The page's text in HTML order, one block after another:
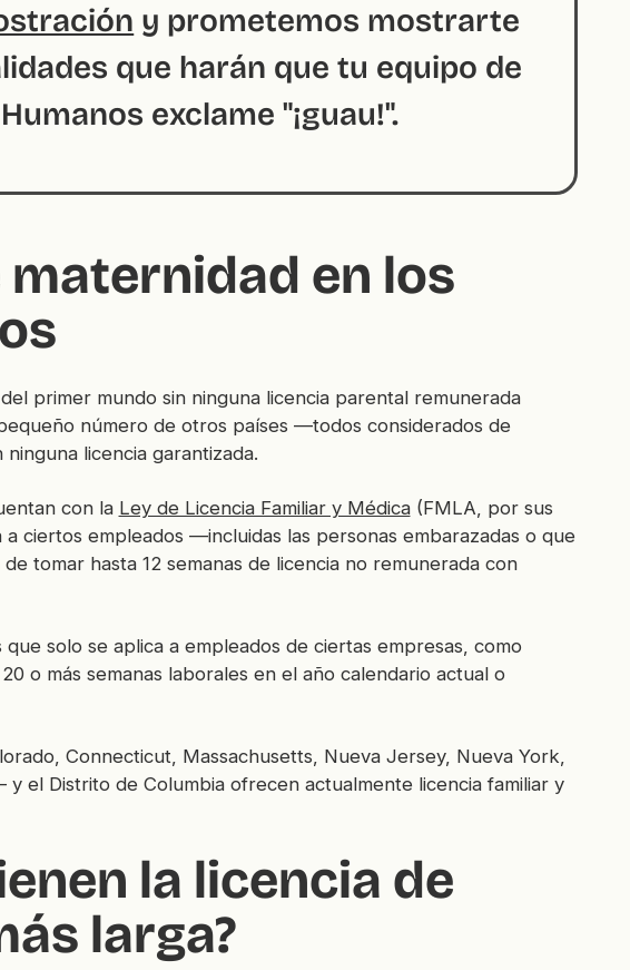
y prometemos mostrarte
que harán que tu equipo de
exclame "¡guau!".
maternidad en los
primer mundo sin ninguna licencia parental remunerada
número de otros países —todos considerados de
licencia garantizada.
con la Ley de Licencia Familiar y Médica(FMLA, por sus
ciertos empleados —incluidas las personas embarazadas o que
tomar hasta 12 semanas de licencia no remunerada con
solo se aplica a empleados de ciertas empresas, como
o más semanas laborales en el año calendario actual o
Connecticut, Massachusetts, Nueva Jersey, Nueva York,
el Distrito de Columbia ofrecen actualmente licencia familiar y
la licencia de
larga?